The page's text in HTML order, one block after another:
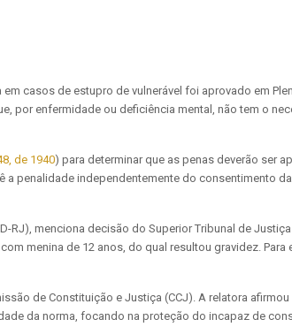
casos de estupro de vulnerável foi aprovado em
por enfermidade ou deficiência mental, não tem o
de 1940) para determinar que as penas deverão ser
penalidade independentemente do consentimento
RJ), menciona decisão do Superior Tribunal de
menina de 12 anos, do qual resultou gravidez.
de Constituição e Justiça (CCJ). A relatora
da norma, focando na proteção do incapaz de